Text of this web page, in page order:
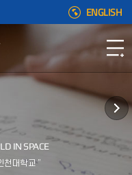
ENGLISH